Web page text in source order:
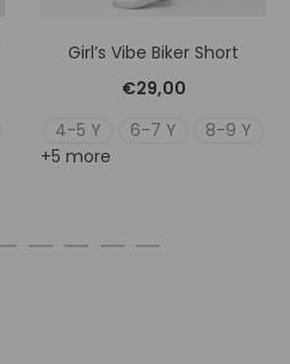
Girl’s Vibe Biker Short
€29,00
4-5 Y
6-7 Y
8-9 Y
+5 more